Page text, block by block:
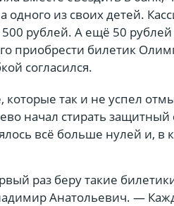
одного из своих детей.
рублей. А ещё 50
приобрести билетик
согласился.
которые так и не успел
начал стирать
всё больше нулей и, в
раз беру такие
Анатольевич. —